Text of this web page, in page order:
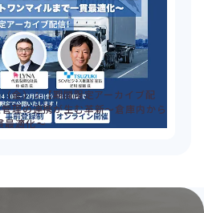
金）：【期間限定アーカイブ配
理の連携が生む革新～倉庫内から
最適化～